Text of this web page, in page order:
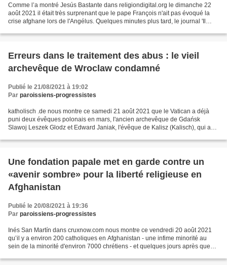
Comme l’a montré Jesús Bastante dans religiondigital.org le dimanche 22
août 2021 il était très surprenant que le pape François n'ait pas évoqué la
crise afghane lors de l'Angélus. Quelques minutes plus tard, le journal 'Il
Erreurs dans le traitement des abus : le vieil
archevêque de Wroclaw condamné
Publié le 21/08/2021 à 19:02
Par paroissiens-progressistes
katholisch .de nous montre ce samedi 21 août 2021 que le Vatican a déjà
puni deux évêques polonais en mars, l'ancien archevêque de Gdańsk
Slawoj Leszek Glodz et Edward Janiak, l'évêque de Kalisz (Kalisch), qui a
Une fondation papale met en garde contre un
«avenir sombre» pour la liberté religieuse en
Afghanistan
Publié le 20/08/2021 à 19:36
Par paroissiens-progressistes
Inés San Martín dans cruxnow.com nous montre ce vendredi 20 août 2021
qu’il y a environ 200 catholiques en Afghanistan - une infime minorité au
sein de la minorité d'environ 7000 chrétiens - et quelques jours après que